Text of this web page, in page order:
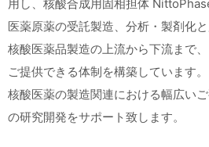
用し、核酸合成用固相担体
医薬原薬の受託製造、分析・製剤化
核酸医薬品製造の上流から下流まで
ご提供できる体制を構築しています。
核酸医薬の製造関連における幅広い
の研究開発をサポート致します。